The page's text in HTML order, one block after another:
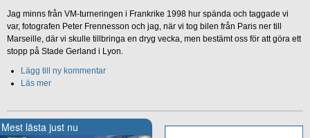
Jag minns från VM-turneringen i Frankrike 1998 hur spända och taggade vi
var, fotografen Peter Frennesson och jag, när vi tog bilen från Paris ner till
Marseille, där vi skulle tillbringa en dryg vecka, men bestämt oss för att göra ett
stopp på Stade Gerland i Lyon.
Lägg till ny kommentar
Läs mer
Mest lästa just nu